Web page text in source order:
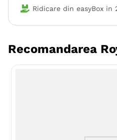
Ridicare din easyBox in
Recomandarea